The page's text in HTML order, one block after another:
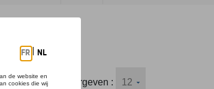
Weergeven :